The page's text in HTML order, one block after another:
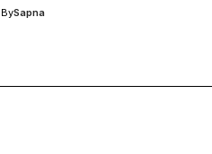
BySapna